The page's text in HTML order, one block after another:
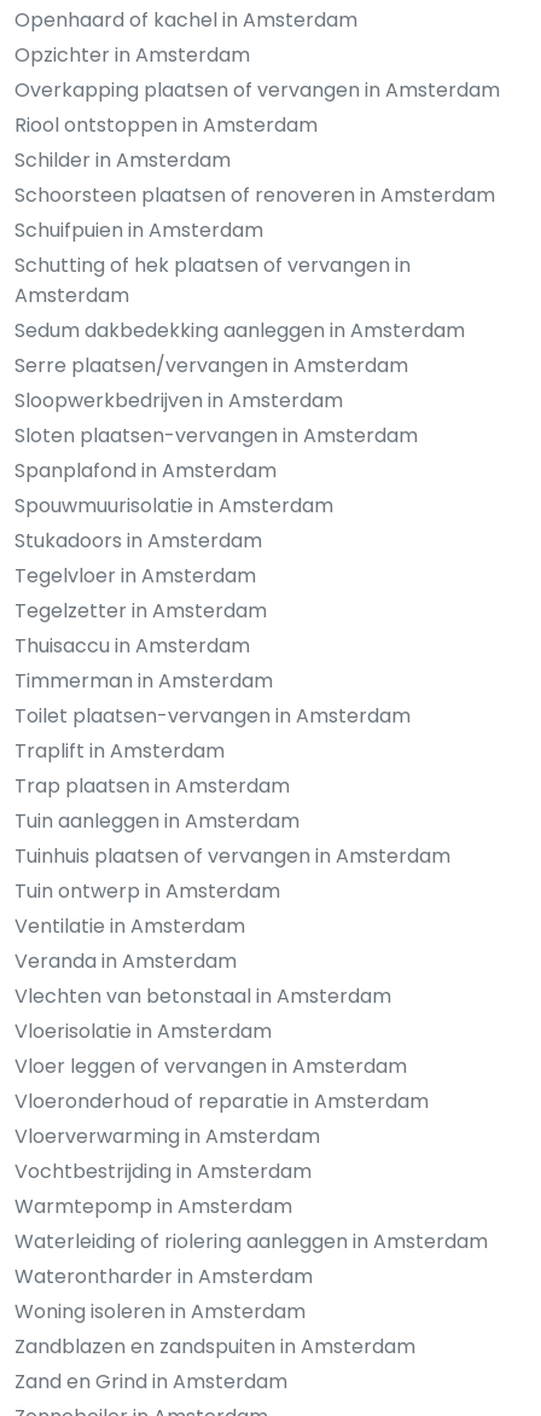
Openhaard of kachel in Amsterdam
Opzichter in Amsterdam
Overkapping plaatsen of vervangen in Amsterdam
Riool ontstoppen in Amsterdam
Schilder in Amsterdam
Schoorsteen plaatsen of renoveren in Amsterdam
Schuifpuien in Amsterdam
Schutting of hek plaatsen of vervangen in
Amsterdam
Sedum dakbedekking aanleggen in Amsterdam
Serre plaatsen/vervangen in Amsterdam
Sloopwerkbedrijven in Amsterdam
Sloten plaatsen-vervangen in Amsterdam
Spanplafond in Amsterdam
Spouwmuurisolatie in Amsterdam
Stukadoors in Amsterdam
Tegelvloer in Amsterdam
Tegelzetter in Amsterdam
Thuisaccu in Amsterdam
Timmerman in Amsterdam
Toilet plaatsen-vervangen in Amsterdam
Traplift in Amsterdam
Trap plaatsen in Amsterdam
Tuin aanleggen in Amsterdam
Tuinhuis plaatsen of vervangen in Amsterdam
Tuin ontwerp in Amsterdam
Ventilatie in Amsterdam
Veranda in Amsterdam
Vlechten van betonstaal in Amsterdam
Vloerisolatie in Amsterdam
Vloer leggen of vervangen in Amsterdam
Vloeronderhoud of reparatie in Amsterdam
Vloerverwarming in Amsterdam
Vochtbestrijding in Amsterdam
Warmtepomp in Amsterdam
Waterleiding of riolering aanleggen in Amsterdam
Waterontharder in Amsterdam
Woning isoleren in Amsterdam
Zandblazen en zandspuiten in Amsterdam
Zand en Grind in Amsterdam